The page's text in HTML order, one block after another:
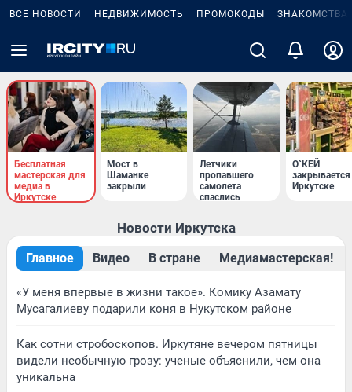
ВСЕ НОВОСТИ НЕДВИЖИМОСТЬ ПРОМОКОДЫ ЗНАКОМСТВА
Бесплатная
мастерская для
медиа в
Иркутске
Мост в
Шаманке
закрыли
Летчики
пропавшего
самолета
спаслись
О`КЕЙ
закрывается
Иркутске
Новости Иркутска
Главное Видео В стране Медиамастерская!
«У меня впервые в жизни такое». Комику Азамату
Мусагалиеву подарили коня в Нукутском районе
Как сотни стробоскопов. Иркутяне вечером пятницы
видели необычную грозу: ученые объяснили, чем она
уникальна